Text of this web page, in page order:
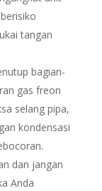
tangan
bagian-
gas freon
selang pipa,
kondensasi
dan jangan
Anda